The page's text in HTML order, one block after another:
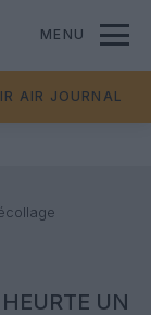
MENU
AIR JOURNAL
UN